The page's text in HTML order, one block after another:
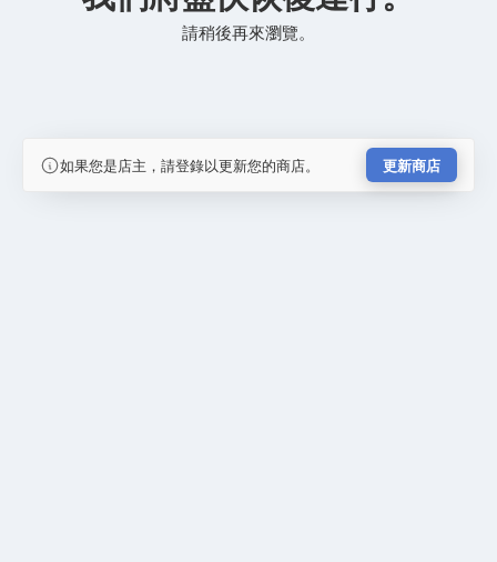
請稍後再來瀏覽。
如果您是店主，請登錄以更新您的商店。 更新商店